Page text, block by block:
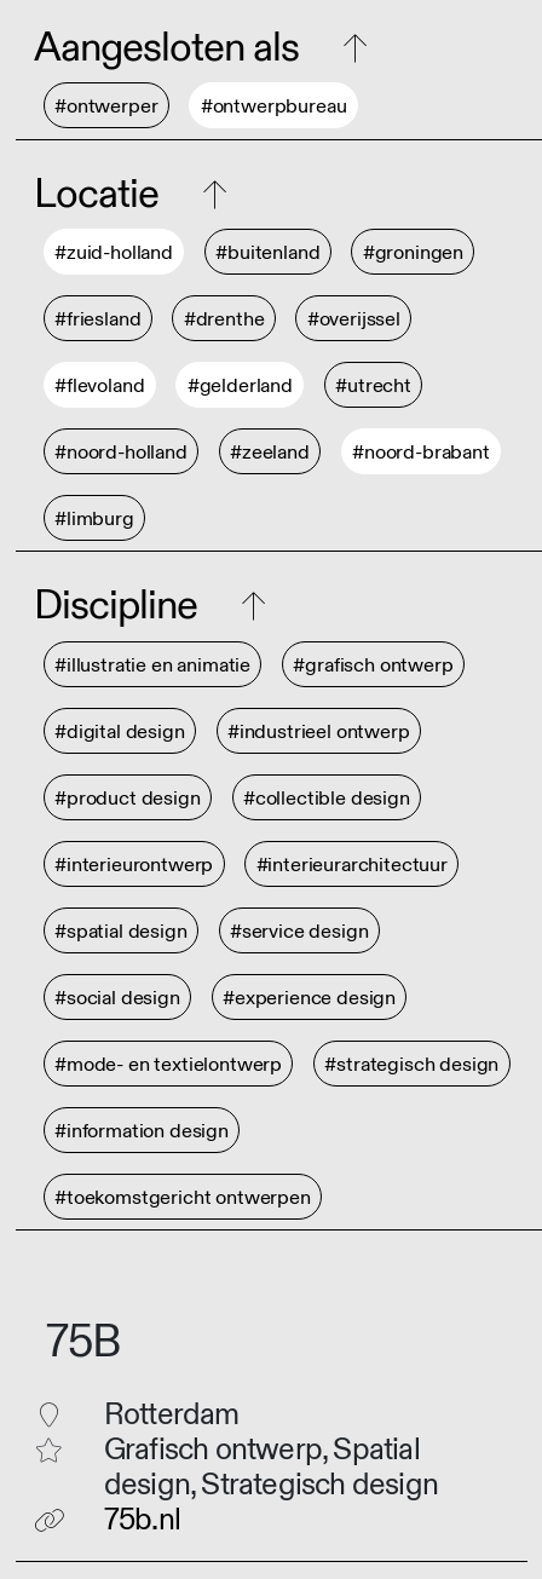
Aangesloten als
#ontwerper #ontwerpbureau
Locatie
#zuid-holland #buitenland #groningen
#friesland #drenthe #overijssel
#flevoland #gelderland #utrecht
#noord-holland #zeeland #noord-brabant
#limburg
Discipline
#illustratie en animatie #grafisch ontwerp
#digital design #industrieel ontwerp
#product design #collectible design
#interieurontwerp #interieurarchitectuur
#spatial design #service design
#social design #experience design
#mode- en textielontwerp #strategisch design
#information design
#toekomstgericht ontwerpen
75B
Rotterdam
Grafisch ontwerp, Spatial
design, Strategisch design
75b.nl